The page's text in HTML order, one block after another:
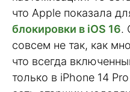
что Apple показала
блокировки в iOS 16.
совсем не так, как
что всегда
только в iPhone 14